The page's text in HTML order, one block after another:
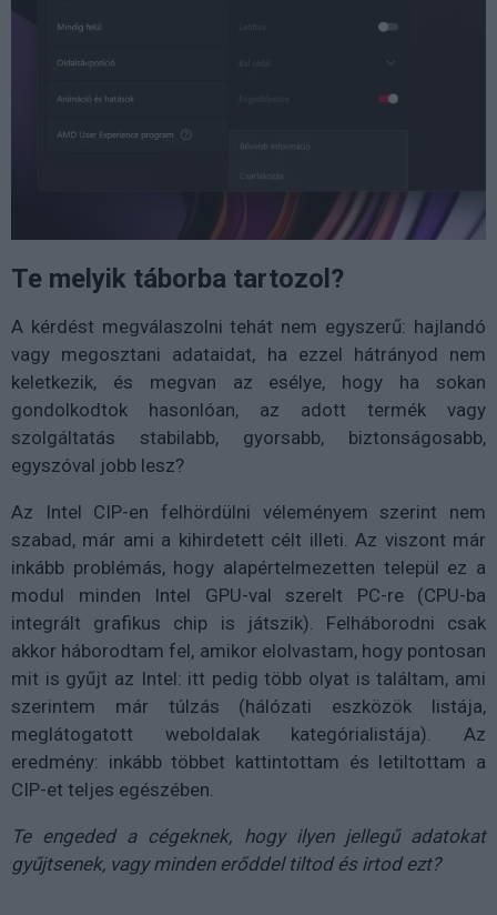
Te melyik táborba tartozol?
A kérdést megválaszolni tehát nem egyszerű: hajlandó
vagy megosztani adataidat, ha ezzel hátrányod nem
keletkezik, és megvan az esélye, hogy ha sokan
gondolkodtok hasonlóan, az adott termék vagy
szolgáltatás stabilabb, gyorsabb, biztonságosabb,
egyszóval jobb lesz?
Az Intel CIP-en felhördülni véleményem szerint nem
szabad, már ami a kihirdetett célt illeti. Az viszont már
inkább problémás, hogy alapértelmezetten települ ez a
modul minden Intel GPU-val szerelt PC-re (CPU-ba
integrált grafikus chip is játszik). Felháborodni csak
akkor háborodtam fel, amikor elolvastam, hogy pontosan
mit is gyűjt az Intel: itt pedig több olyat is találtam, ami
szerintem már túlzás (hálózati eszközök listája,
meglátogatott weboldalak kategórialistája). Az
eredmény: inkább többet kattintottam és letiltottam a
CIP-et teljes egészében.
Te engeded a cégeknek, hogy ilyen jellegű adatokat
gyűjtsenek, vagy minden erőddel tiltod és irtod ezt?